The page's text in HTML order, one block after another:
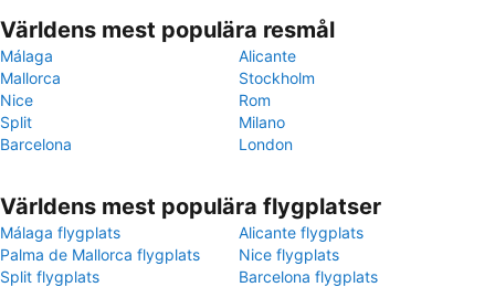
Världens mest populära resmål
Málaga
Alicante
Mallorca
Stockholm
Nice
Rom
Split
Milano
Barcelona
London
Världens mest populära flygplatser
Málaga flygplats
Alicante flygplats
Palma de Mallorca flygplats
Nice flygplats
Split flygplats
Barcelona flygplats